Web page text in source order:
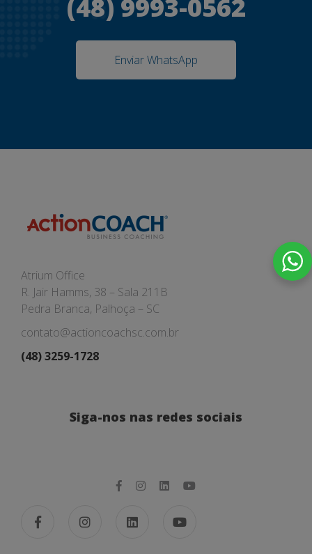
(48) 9993-0562
Enviar WhatsApp
Atrium Office
R. Jair Hamms, 38 – Sala 211B
Pedra Branca, Palhoça – SC
contato@actioncoachsc.com.br
(48) 3259-1728
Siga-nos nas redes sociais